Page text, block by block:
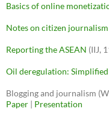
Basics of online
Notes on citizen journalism
Reporting the ASEAN (IIJ,
Oil deregulation:
Blogging and journalism
Paper | Presentation